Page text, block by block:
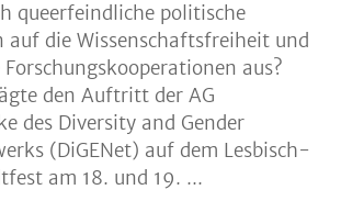
queerfeindliche politische
auf die Wissenschaftsfreiheit und
aus?
den Auftritt der AG
des Diversity and Gender
(DiGENet) auf dem Lesbisch-
am 18. und 19. ...